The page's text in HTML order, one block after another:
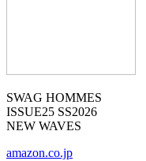
SWAG HOMMES
ISSUE25 SS2026
NEW WAVES
amazon.co.jp